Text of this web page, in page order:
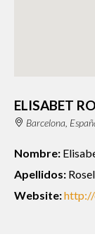
ELISABET
Barcelona,
Nombre:
Apellidos:
Website:http://